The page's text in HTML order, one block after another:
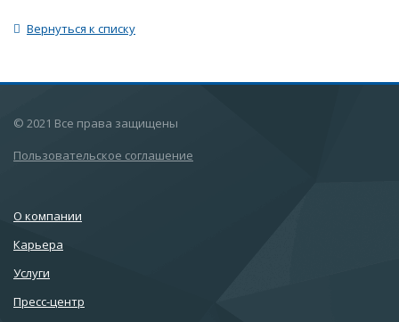
Вернуться к списку
© 2021 Все права защищены
Пользовательское соглашение
О компании
Карьера
Услуги
Пресс-центр